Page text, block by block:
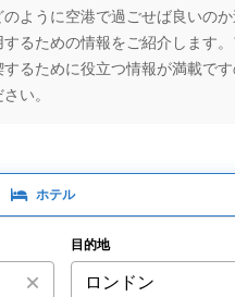
ように空港で過ごせば良いの
るための情報をご紹介します。
るために役立つ情報が満載で
い。
ホテル
目的地